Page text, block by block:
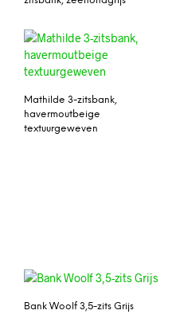
Mathilde 3-zitsbank,
havermoutbeige
textuurgeweven
Bank Woolf 3,5-zits Grijs